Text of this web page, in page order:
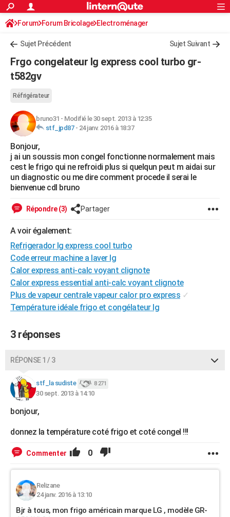
ACTUALITÉS
Politique
Société
Faits Divers
Education
Monde
Villes
+
Programme TV
TNTStreaming
Cinéma
Sorties cinéma
Musique
+FINANCE
Retraite
Impôts
Epargne
Immobilier
Risques naturels par ville
Banque
Assurance
Crédit
AUTO
Essais
Réserver un essai
Citadines
Berlines
SUV
Forum auto
HIGH-TECH
Mobiles
Meilleur smartphone
Internet
Ordinateurs
Jeux vidéo
Guide high-tech
BRICOLAGE
Forum
Aménagement intérieur
Extérieur
Cuisine
Salle de bains
Jardinage
Rangement
WEEK-END
Guides de France
Escapades
Patrimoine
Expositions
Musées
Week-end nature
+LIFESTYLE
Destinations
City break
Voyage nature
Voyage de noces
Forum
Climat
+PHOTO
GUIDES D'ACHAT
BONS PLANS
CARTE DE VOEUX
S'inscrire
Se connecter
Lycées
Collèges
Primaires
Universités
Entreprises
Service militaire
Avis de recherche
AVIS DE DÉCÈS
FORUM
Bricolage
Lifestyle
Culture
SportAuto
Television
Voyage
Cinema
S'inscrire
Connexion
Forum Forum Bricolage Electroménager
Sujet Précédent Sujet Suivant
Frgo congelateur lg express cool turbo gr-
t582gv
Réfrigérateur
bruno31 - Modifié le 30 sept. 2013 à 12:35
stf_jpd87- 24 janv. 2016 à 18:37
Bonjour,
j ai un soussis mon congel fonctionne normalement mais
cest le frigo qui ne refroidi plus si quelqun peut m aidai sur
un diagnostic ou me dire comment procede il serai le
bienvenue cdl bruno
Répondre (3) Partager
A voir également:
Refrigerador lg express cool turbo
Code erreur machine a laver lg
Calor express anti-calc voyant clignote
Calor express essential anti-calc voyant clignote
Plus de vapeur centrale vapeur calor pro express ✓
Température idéale frigo et congélateur lg
3 réponses
RÉPONSE 1 / 3
stf_la sudiste 8 271
30 sept. 2013 à 14:10
bonjour,
donnez la température coté frigo et coté congel !!!
Commenter 0
Relizane
24 janv. 2016 à 13:10
Bjr à tous, mon frigo américain marque LG , modèle GR-